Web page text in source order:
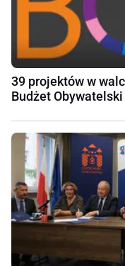
39 projektów w
Budżet